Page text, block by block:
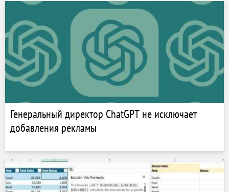
Генеральный директор ChatGPT не исключает
добавления рекламы